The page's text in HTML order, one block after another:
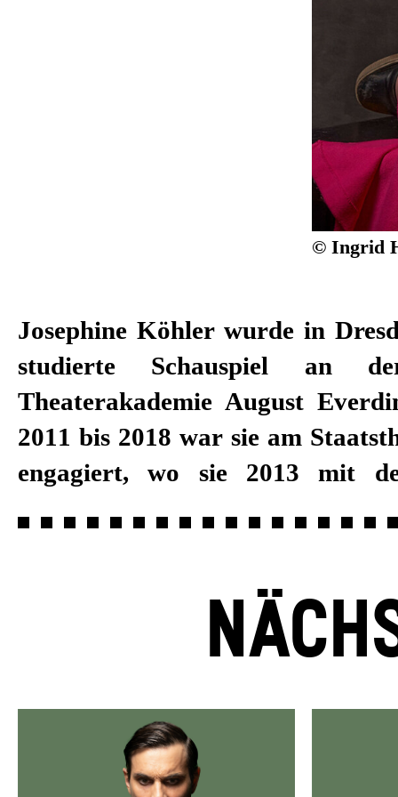
© Ingrid
Josephine Köhler wurde in
studierte Schauspiel an
Theaterakademie August
2011 bis 2018 war sie am
engagiert, wo sie 2013 mit
Kunstförderpreis für
und 2016 mit dem
ausgezeichnet wurde. Zum
von Burkhard C. Kosminski